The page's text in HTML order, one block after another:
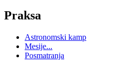
Praksa
Astronomski kamp
Mesije...
Posmatranja